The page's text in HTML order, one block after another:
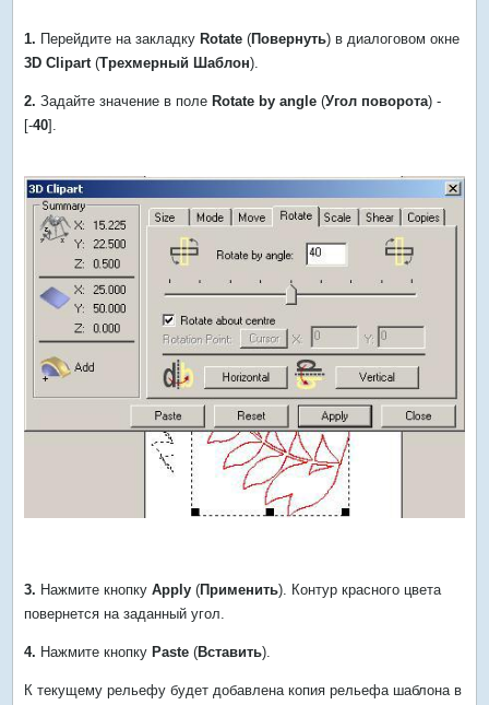
1. Перейдите на закладкуRotate (Повернуть) в диалоговом окне
3D Clipart (Трехмерный Шаблон).
2. Задайте значение в полеRotate by angle(Угол поворота) -
[-40].
3. Нажмите кнопкуApply (Применить). Контур красного цвета
повернется на заданный угол.
4. Нажмите кнопку Paste (Вставить).
К текущему рельефу будет добавлена копия рельефа шаблона в